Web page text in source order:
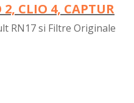
CLIO 4, CAPTUR
RN17 si Filtre Originale